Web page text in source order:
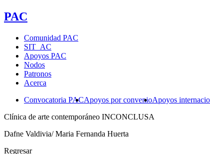
PAC
Comunidad PAC
SIT_AC
Apoyos PAC
Nodos
Patronos
Acerca
Convocatoria PACApoyos por convenioApoyos
Clínica de arte contemporáneo INCONCLUSA
Dafne Valdivia/ Maria Fernanda Huerta
Regresar